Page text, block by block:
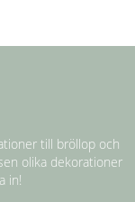
till bröllop och
olika dekorationer
in!